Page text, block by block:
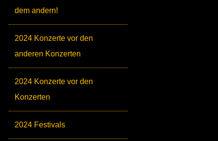
dem andern!
2024 Konzerte vor den
anderen Konzerten
2024 Konzerte vor den
Konzerten
2024 Festivals